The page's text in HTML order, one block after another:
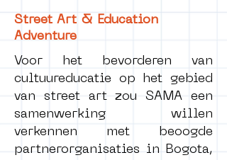
Street Art & Education
Adventure
Voor het bevorderen van
cultuureducatie op het gebied
van street art zou SAMA een
samenwerking willen
verkennen met beoogde
partnerorganisaties in Bogota,